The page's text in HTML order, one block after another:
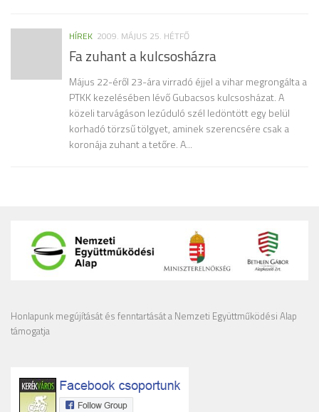
HÍREK 2009. MÁJUS 25. HÉTFŐ
Fa zuhant a kulcsosházra
Május 22-éről 23-ára virradó éjjel a vihar megrongálta a
PTKK kezelésében lévő Gubacsos kulcsosházat. A
közeli tarvágáson lezúduló szél ledöntött egy belül
korhadó törzsű tölgyet, aminek szerencsére csak a
koronája zuhant a tetőre. A...
Honlapunk megújítását és fenntartását a Nemzeti Együttműködési Alap
támogatja